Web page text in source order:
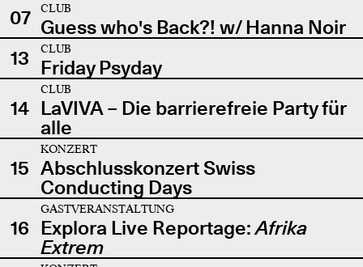
07
CLUB
Guess who's Back?! w/ Hanna Noir
13
CLUB
Friday Psyday
14
CLUB
LaVIVA – Die barrierefreie Party für
alle
15
KONZERT
Abschlusskonzert Swiss
Conducting Days
16
GASTVERANSTALTUNG
Explora Live Reportage:Afrika
Extrem